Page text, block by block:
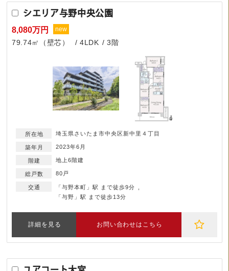
シエリア与野中央公園
8,080万円
new
79.74㎡（壁芯） 4LDK 3階
埼玉県さいたま市中央区新中里４丁目
2023年6月
地上6階建
80戸
「与野本町」駅 まで徒歩9分
「与野」駅 まで徒歩13分
詳細を見る お問い合わせはこちら